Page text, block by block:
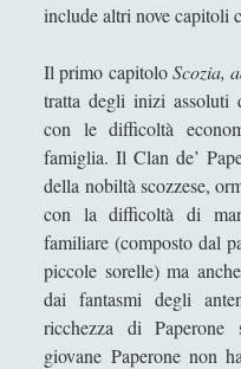
I percorsi di SF2.0
► In edicola(1)
► Interviste(70)
► Itinerari(14)
► Musica(14)
Scacchi(42)
► Scoutismo (1)
► Segnalazioni (223)
include altri nove capitoli
Il primo capitoloScozia,
tratta degli inizi assoluti
con le difficoltà
famiglia. Il Clan de’
della nobiltà scozzese,
con la difficoltà di
familiare (composto dal
piccole sorelle) ma
dai fantasmi degli
ricchezza di
giovane Paperone non